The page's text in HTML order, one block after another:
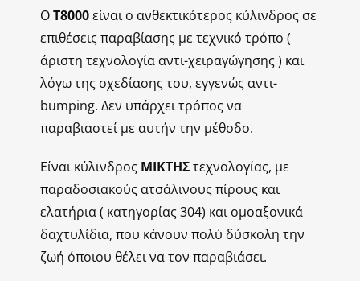
ΟΤ8000είναι ο ανθεκτικότερος κύλινδρος σε
επιθέσεις παραβίασης με τεχνικό τρόπο (
άριστη τεχνολογία αντι-χειραγώγησης ) και
λόγω της σχεδίασης του, εγγενώς αντι-
bumping. Δεν υπάρχει τρόπος να
παραβιαστεί με αυτήν την μέθοδο.
Είναι κύλινδρος MIKTΗΣτεχνολογίας, με
παραδοσιακούς ατσάλινους πίρους και
ελατήρια ( κατηγορίας 304) και ομοαξονικά
δαχτυλίδια, που κάνουν πολύ δύσκολη την
ζωή όποιου θέλει να τον παραβιάσει.